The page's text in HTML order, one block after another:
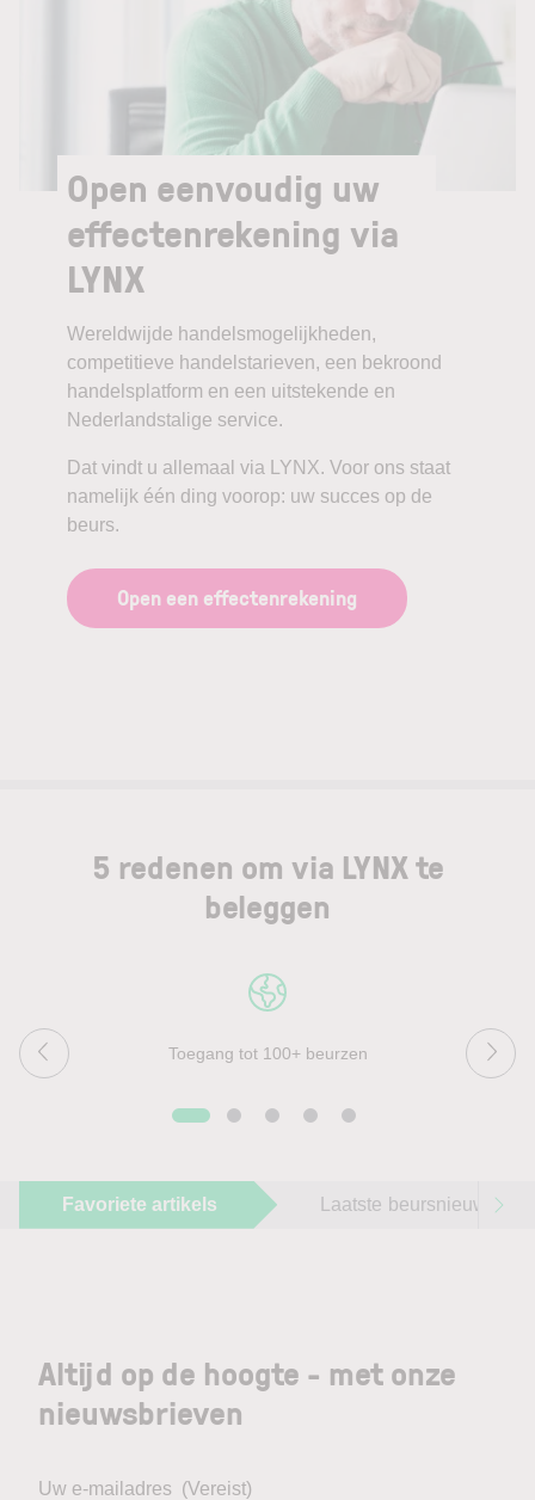
Open eenvoudig uw
effectenrekening via
LYNX
Wereldwijde handelsmogelijkheden,
competitieve handelstarieven, een bekroond
handelsplatform en een uitstekende en
Nederlandstalige service.
Dat vindt u allemaal via LYNX. Voor ons staat
namelijk één ding voorop: uw succes op de
beurs.
Open een effectenrekening
5 redenen om via LYNX te
beleggen
Toegang tot 100+ beurzen
Favoriete artikels Laatste beursnieuws
Altijd op de hoogte - met onze
nieuwsbrieven
Uw e-mailadres (Vereist)